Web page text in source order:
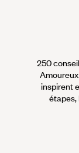
250
inspirent